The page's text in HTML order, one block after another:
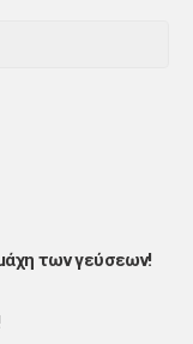
των γεύσεων!